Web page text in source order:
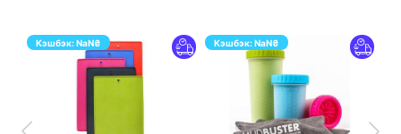
Кэшбэк:NaN₴ Кэшбэк:NaN₴